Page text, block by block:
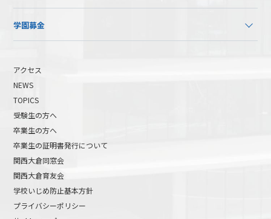
学園募金
アクセス
NEWS
TOPICS
受験生の方へ
卒業生の方へ
卒業生の証明書発行について
関西大倉同窓会
関西大倉育友会
学校いじめ防止基本方針
プライバシーポリシー